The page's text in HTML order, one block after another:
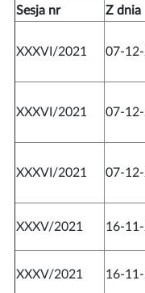
Sesja nr Z dnia
XXXVI/2021 07-12-
XXXVI/2021 07-12-
XXXVI/2021 07-12-
XXXV/2021 16-
XXXV/2021 16-